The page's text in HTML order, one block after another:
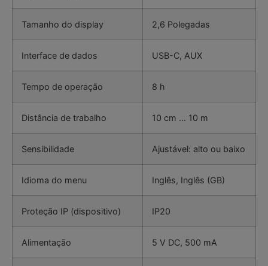
Tamanho do display 2,6 Polegadas
Interface de dados USB-C, AUX
Tempo de operação 8 h
Distância de trabalho 10 cm … 10 m
Sensibilidade Ajustável: alto ou baixo
Idioma do menu Inglês, Inglês (GB)
Proteção IP (dispositivo) IP20
Alimentação 5 V DC, 500 mA